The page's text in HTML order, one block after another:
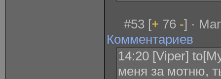
#53 [+ 76 -] ·
Комментариев
14:20 [Viper]
меня за мотню,